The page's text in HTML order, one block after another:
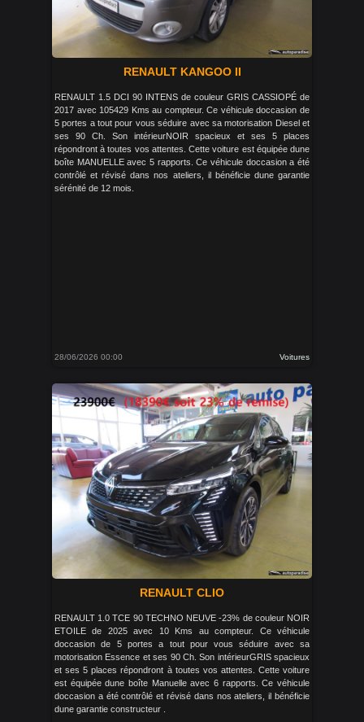
RENAULT KANGOO II
RENAULT 1.5 DCI 90 INTENS de couleur GRIS CASSIOPÉ de
2017 avec 105429 Kms au compteur. Ce véhicule doccasion de
5 portes a tout pour vous séduire avec sa motorisation Diesel et
ses 90 Ch. Son intérieurNOIR spacieux et ses 5 places
répondront à toutes vos attentes. Cette voiture est équipée dune
boîte MANUELLE avec 5 rapports. Ce véhicule doccasion a été
contrôlé et révisé dans nos ateliers, il bénéficie dune garantie
sérénité de 12 mois.
28/06/2026 00:00 Voitures
RENAULT CLIO
RENAULT 1.0 TCE 90 TECHNO NEUVE -23% de couleur NOIR
ETOILE de 2025 avec 10 Kms au compteur. Ce véhicule
doccasion de 5 portes a tout pour vous séduire avec sa
motorisation Essence et ses 90 Ch. Son intérieurGRIS spacieux
et ses 5 places répondront à toutes vos attentes. Cette voiture
est équipée dune boîte Manuelle avec 6 rapports. Ce véhicule
doccasion a été contrôlé et révisé dans nos ateliers, il bénéficie
dune garantie constructeur .